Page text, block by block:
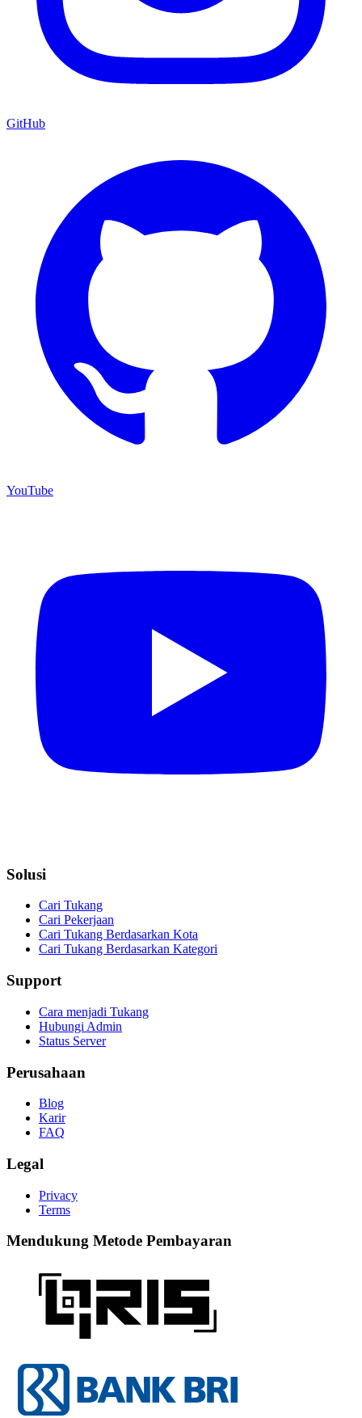
GitHub
YouTube
Solusi
Cari Tukang
Cari Pekerjaan
Cari Tukang Berdasarkan Kota
Cari Tukang Berdasarkan Kategori
Support
Cara menjadi Tukang
Hubungi Admin
Status Server
Perusahaan
Blog
Karir
FAQ
Legal
Privacy
Terms
Mendukung Metode Pembayaran